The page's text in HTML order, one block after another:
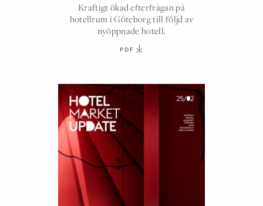
Kraftigt ökad efterfrågan på
hotellrum i Göteborg till följd av
nyöppnade hotell.
PDF